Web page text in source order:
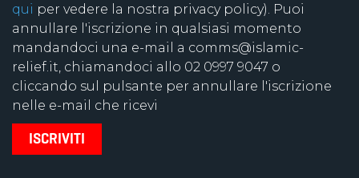
qui per vedere la nostra privacy policy). Puoi
annullare l'iscrizione in qualsiasi momento
mandandoci una e-mail a comms@islamic-
relief.it, chiamandoci allo 02 0997 9047 o
cliccando sul pulsante per annullare l'iscrizione
nelle e-mail che ricevi